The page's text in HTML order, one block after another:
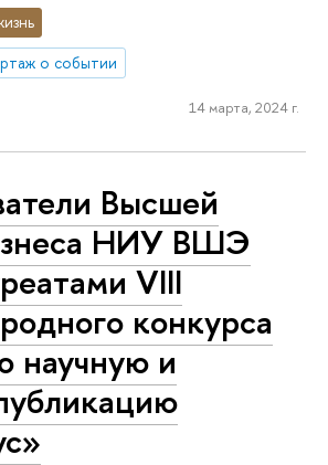
о событии
14 марта, 2024 г.
Высшей
НИУ ВШЭ
VIII
конкурса
научную и